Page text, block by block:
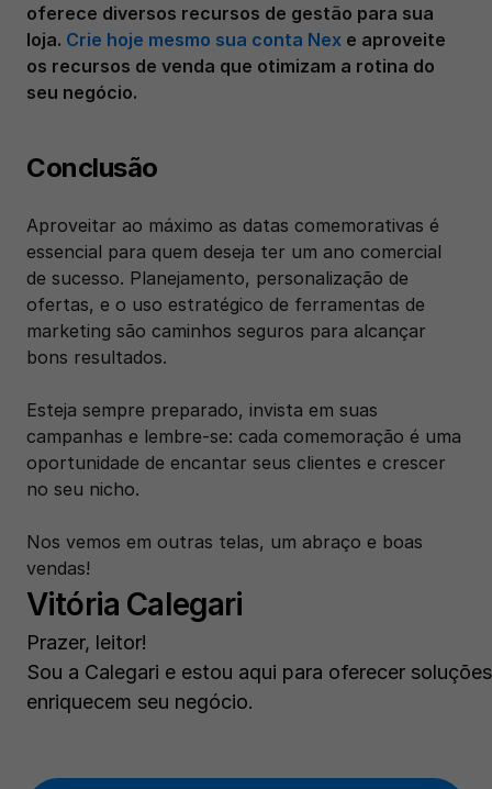
oferece diversos recursos de gestão para sua
loja. Crie hoje mesmo sua conta Nex e aproveite
os recursos de venda que otimizam a rotina do
seu negócio.
Conclusão
Aproveitar ao máximo as datas comemorativas é
essencial para quem deseja ter um ano comercial
de sucesso. Planejamento, personalização de
ofertas, e o uso estratégico de ferramentas de
marketing são caminhos seguros para alcançar
bons resultados.
Esteja sempre preparado, invista em suas
campanhas e lembre-se: cada comemoração é uma
oportunidade de encantar seus clientes e crescer
no seu nicho.
Nos vemos em outras telas, um abraço e boas
vendas!
Vitória Calegari
Prazer, leitor!
Sou a Calegari e estou aqui para oferecer
enriquecem seu negócio.